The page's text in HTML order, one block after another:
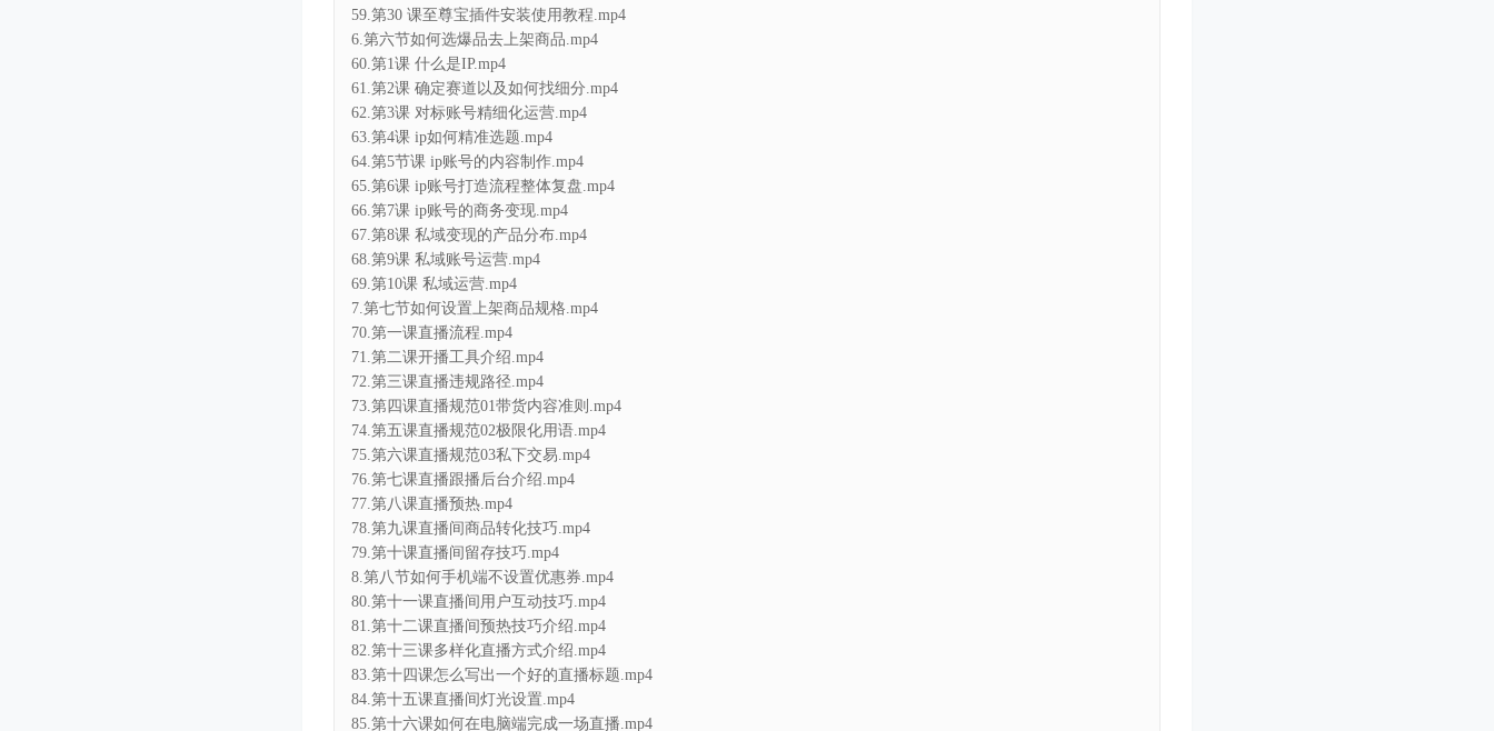
59.第30 课至尊宝插件安装使用教程.mp4
6.第六节如何选爆品去上架商品.mp4
60.第1课 什么是IP.mp4
61.第2课 确定赛道以及如何找细分.mp4
62.第3课 对标账号精细化运营.mp4
63.第4课 ip如何精准选题.mp4
64.第5节课 ip账号的内容制作.mp4
65.第6课 ip账号打造流程整体复盘.mp4
66.第7课 ip账号的商务变现.mp4
67.第8课 私域变现的产品分布.mp4
68.第9课 私域账号运营.mp4
69.第10课 私域运营.mp4
7.第七节如何设置上架商品规格.mp4
70.第一课直播流程.mp4
71.第二课开播工具介绍.mp4
72.第三课直播违规路径.mp4
73.第四课直播规范01带货内容准则.mp4
74.第五课直播规范02极限化用语.mp4
75.第六课直播规范03私下交易.mp4
76.第七课直播跟播后台介绍.mp4
77.第八课直播预热.mp4
78.第九课直播间商品转化技巧.mp4
79.第十课直播间留存技巧.mp4
8.第八节如何手机端不设置优惠券.mp4
80.第十一课直播间用户互动技巧.mp4
81.第十二课直播间预热技巧介绍.mp4
82.第十三课多样化直播方式介绍.mp4
83.第十四课怎么写出一个好的直播标题.mp4
84.第十五课直播间灯光设置.mp4
85.第十六课如何在电脑端完成一场直播.mp4